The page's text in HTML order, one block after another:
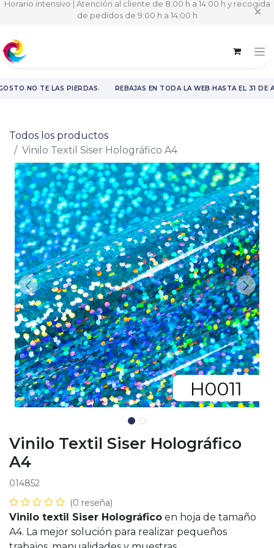
Horario intensivo | Atención al cliente de 8:00 h a 14:00 h y recogida
de pedidos de 9:00 h a 14:00 h ✕
·NO TE LAS PIERDAS· REBAJAS EN TODA LA WEB·HASTA EL 31 DE
Todos los productos
Vinilo Textil Siser Holográfico A4
Vinilo Textil Siser Holográfico
A4
014852
(0 reseña)
Vinilo textil Siser Holográfico en hoja de tamaño
A4. La mejor solución para realizar pequeños